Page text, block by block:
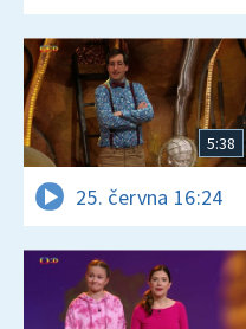
5:38
25. června 16:24